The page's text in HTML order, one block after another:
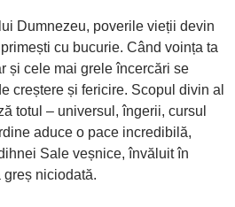
Dumnezeu, poverile vieții devin
cu bucurie. Când voința ta
și cele mai grele încercări se
creștere și fericire. Scopul divin al
totul – universul, îngerii, cursul
aduce o pace incredibilă,
Sale veșnice, învăluit în
niciodată.